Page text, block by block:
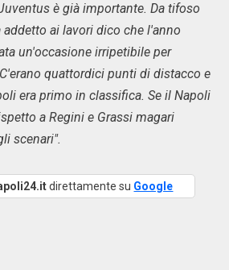
è già importante. Da tifoso
ai lavori dico che l'anno
un'occasione irripetibile per
quattordici punti di distacco e
era primo in classifica. Se il Napoli
a Regini e Grassi magari
scenari".
direttamente su Google